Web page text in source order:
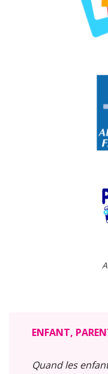
ENFANT,
Quand les